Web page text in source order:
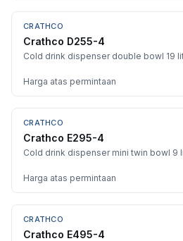
CRATHCO
Crathco D255-4
Cold drink dispenser double bowl 19
Harga atas permintaan
CRATHCO
Crathco E295-4
Cold drink dispenser mini twin bowl 9
Harga atas permintaan
CRATHCO
Crathco E495-4